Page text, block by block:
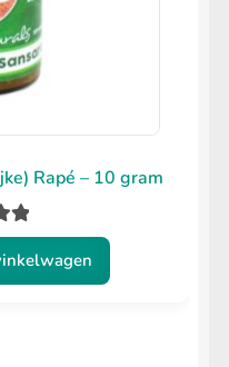
Rapé – 10 gram
5